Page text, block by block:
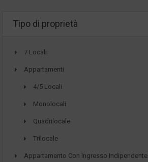
Tipo di proprietà
7 Locali
Appartamenti
4/5 Locali
Monolocali
Quadrilocale
Trilocale
Appartamento Con Ingresso Indipendente